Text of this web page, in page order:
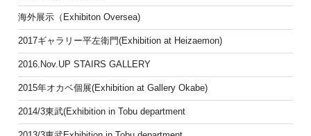
海外展示（Exhibiton Oversea)
2017ギャラリー平左衛門(Exhibition at Heizaemon)
2016.Nov.UP STAIRS GALLERY
2015年オカベ個展(Exhibition at Gallery Okabe)
2014/3東武(Exhibition in Tobu department